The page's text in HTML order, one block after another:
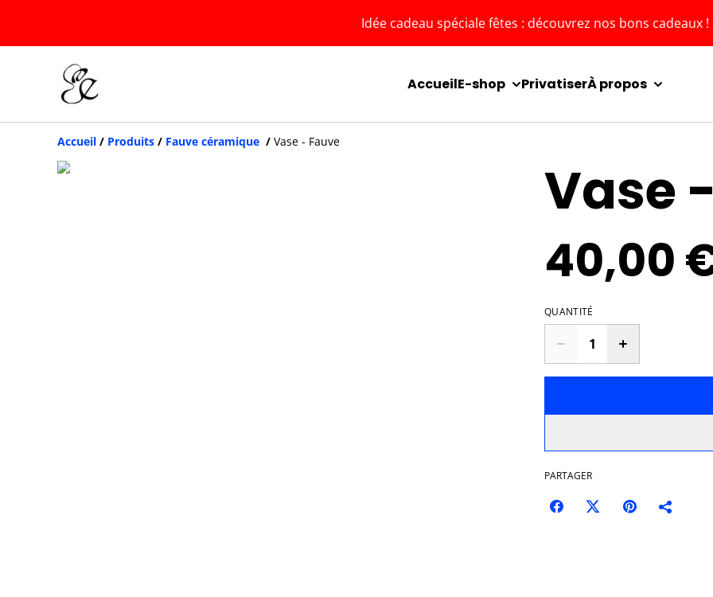
Idée cadeau spéciale fêtes : découvrez nos bons cadeaux !
AccueilE-shop PrivatiserÀ propos
Accueil / Produits / Fauve céramique / Vase - Fauve
Vase
40,00
QUANTITÉ
PARTAGER